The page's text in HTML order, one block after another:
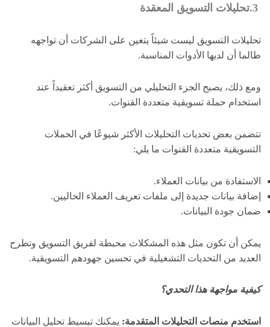
تحليلات التسويق ليست شيئاً يتعين على الشركات أن تواجهه
طالما أن لديها الأدوات المناسبة.
ومع ذلك، يصبح الجزء التحليلي من التسويق أكثر تعقيداً عند
استخدام حملة تسويقية متعددة القنوات.
تتضمن بعض تحديات التحليلات الأكثر شيوعًا في الحملات
التسويقية متعددة القنوات ما يلي:
الاستفادة من بيانات العملاء.
إضافة بيانات جديدة إلى ملفات تعريف العملاء الحاليين.
ضمان جودة البيانات.
يمكن أن تكون مثل هذه المشكلات محبطة لفريق التسويق وتطرح
العديد من التحديات التشغيلية في تحسين جهودهم التسويقية.
كيفية مواجهة هذا التحدي؟
استخدم منصات التحليلات المتقدمة: يمكنك تبسيط تحليل البيانات